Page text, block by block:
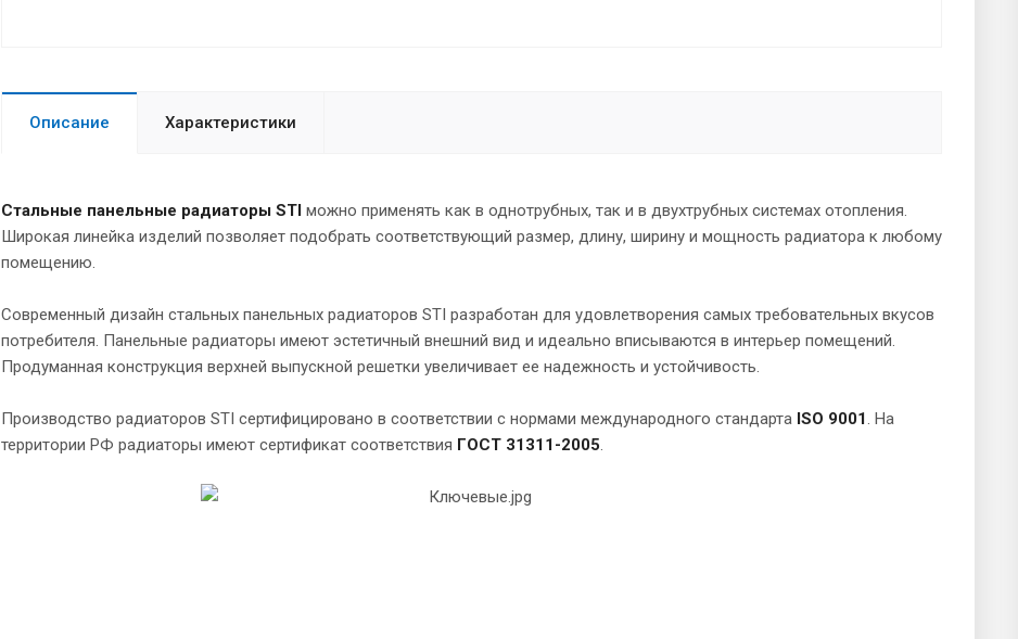
Описание Характеристики
Стальные панельные радиаторы STI можно применять как в однотрубных, так и в двухтрубных системах отопления.
Широкая линейка изделий позволяет подобрать соответствующий размер, длину, ширину и мощность радиатора к любому
помещению.
Современный дизайн стальных панельных радиаторов STI разработан для удовлетворения самых требовательных вкусов
потребителя. Панельные радиаторы имеют эстетичный внешний вид и идеально вписываются в интерьер помещений.
Продуманная конструкция верхней выпускной решетки увеличивает ее надежность и устойчивость.
Производство радиаторов STI сертифицировано в соответствии с нормами международного стандарта ISO 9001. На
территории РФ радиаторы имеют сертификат соответствия ГОСТ 31311-2005.